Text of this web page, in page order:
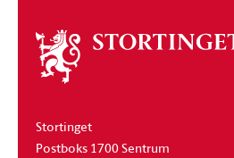
Om
stortinget
Stortinget
Postboks 1700 Sentrum